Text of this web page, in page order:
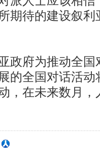
期待的建设叙利
府为推动全国
的全国对话活动
，在未来数月